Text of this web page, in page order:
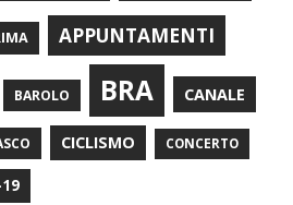
APPUNTAMENTI
BAROLO BRA CANALE
CICLISMO CONCERTO